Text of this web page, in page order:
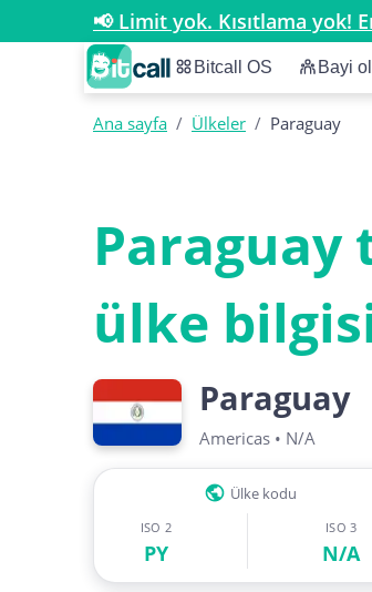
📢 Limit yok. Kısıtlama
Bitcall OS Bayi ol
Ana sayfa / Ülkeler / Paraguay
ülke
Paraguay
Americas • N/A
Ülke kodu
ISO 2
PY
ISO 3
N/A